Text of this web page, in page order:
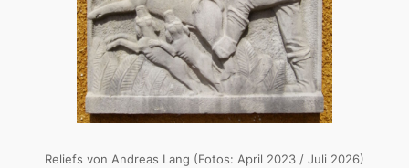
Reliefs von Andreas Lang (Fotos: April 2023 / Juli 2026)